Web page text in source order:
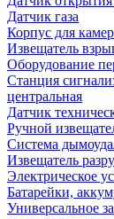
Датчик газа
Корпус для
Извещатель
Оборудование
Станция
центральная
Датчик
Ручной
Система
Извещатель
Электрическое
Батарейки,
Универсальное